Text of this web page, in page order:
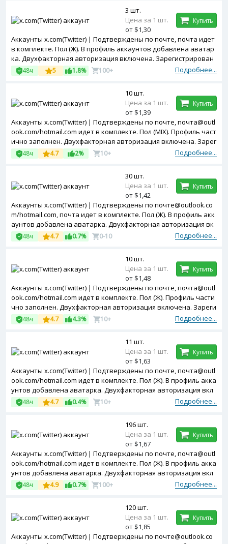
Аккаунты x.com(Twitter) | Подтверждены по почте, почта идет
в комплекте. Пол (Ж). В профиль аккаунтов добавлена аватар
ка. Двухфакторная авторизация включена. Зарегистрирован
ы с MIX ip.
Подробнее...
48ч 5 1.8% 100+
3 шт.
Цена за 1 шт.
от $1,30
Купить
Аккаунты x.com(Twitter) | Подтверждены по почте, почта@outl
ook.com/hotmail.com идет в комплекте. Пол (MIX). Профиль част
ично заполнен. Двухфакторная авторизация включена. Зарег
истрированы с United Kingdom ip.
Подробнее...
48ч 4.7 2% 10+
10 шт.
Цена за 1 шт.
от $1,39
Купить
Аккаунты x.com(Twitter) | Подтверждены по почте@outlook.co
m/hotmail.com, почта идет в комплекте. Пол (Ж). В профиль акк
аунтов добавлена аватарка. Двухфакторная авторизация вк
лючена. Зарегистрированы с Belarus ip.
Подробнее...
48ч 4.7 0.7% 0-10
30 шт.
Цена за 1 шт.
от $1,42
Купить
Аккаунты x.com(Twitter) | Подтверждены по почте, почта@outl
ook.com/hotmail.com идет в комплекте. Пол (Ж). Профиль части
чно заполнен. Двухфакторная авторизация включена. Зареги
стрированы с Australia ip.
Подробнее...
48ч 4.7 4.3% 10+
10 шт.
Цена за 1 шт.
от $1,48
Купить
Аккаунты x.com(Twitter) | Подтверждены по почте, почта@outl
ook.com/hotmail.com идет в комплекте. Пол (Ж). В профиль акка
унтов добавлена аватарка. Двухфакторная авторизация вкл
ючена. Зарегистрированы с EU ip.
Подробнее...
48ч 4.7 0.4% 10+
11 шт.
Цена за 1 шт.
от $1,63
Купить
Аккаунты x.com(Twitter) | Подтверждены по почте, почта@outl
ook.com/hotmail.com идет в комплекте. Пол (Ж). В профиль акка
унтов добавлена аватарка. Двухфакторная авторизация вкл
ючена. Зарегистрированы с USA ip.
Подробнее...
48ч 4.9 0.7% 100+
196 шт.
Цена за 1 шт.
от $1,67
Купить
Аккаунты x.com(Twitter) | Подтверждены по почте@outlook.co
120 шт.
Цена за 1 шт.
от $1,85
Купить